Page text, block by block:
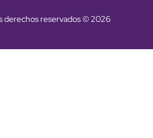
derechos reservados © 2026